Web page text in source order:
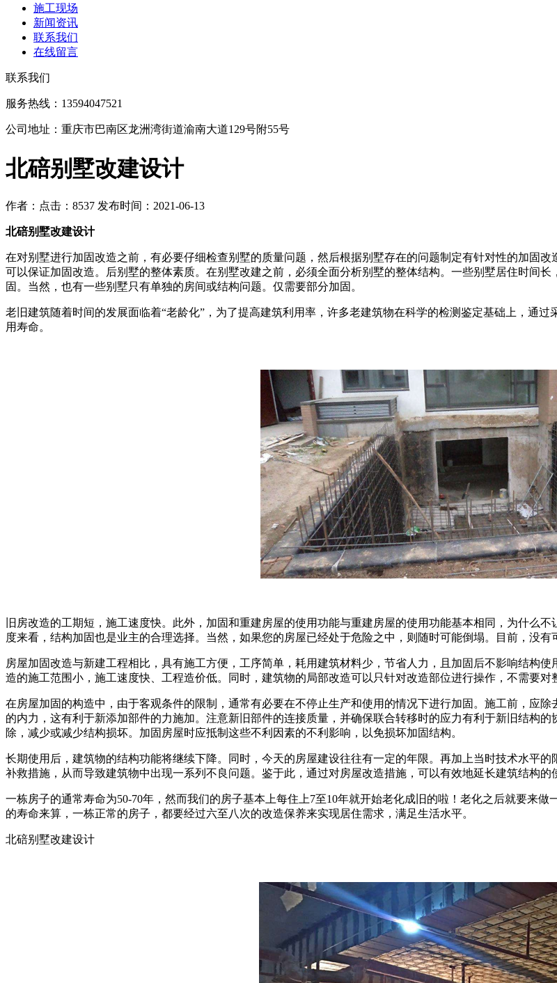
北碚别墅改建设计
作者： 点击：8537 发布时间：2021-06-13
北碚别墅改建设计
在对别墅进行加固改造之前，有必要仔细检查别墅的质量问题，然后根据别墅存在的问题制定有针对性的加固
可以保证加固改造。后别墅的整体素质。在别墅改建之前，必须全面分析别墅的整体结构。一些别墅居住时间
固。当然，也有一些别墅只有单独的房间或结构问题。仅需要部分加固。
老旧建筑随着时间的发展面临着“老龄化”，为了提高建筑利用率，许多老建筑物在科学的检测鉴定基础上，通
用寿命。
旧房改造的工期短，施工速度快。此外，加固和重建房屋的使用功能与重建房屋的使用功能基本相同，为什么
度来看，结构加固也是业主的合理选择。当然，如果您的房屋已经处于危险之中，则随时可能倒塌。目前，没
房屋加固改造与新建工程相比，具有施工方便，工序简单，耗用建筑材料少，节省人力，且加固后不影响结构
造的施工范围小，施工速度快、工程造价低。同时，建筑物的局部改造可以只针对改造部位进行操作，不需要
在房屋加固的构造中，由于客观条件的限制，通常有必要在不停止生产和使用的情况下进行加固。施工前，应
的内力，这有利于新添加部件的力施加。注意新旧部件的连接质量，并确保联合转移时的应力有利于新旧结构
除，减少或减少结构损坏。加固房屋时应抵制这些不利因素的不利影响，以免损坏加固结构。
长期使用后，建筑物的结构功能将继续下降。同时，今天的房屋建设往往有一定的年限。再加上当时技术水平
补救措施，从而导致建筑物中出现一系列不良问题。鉴于此，通过对房屋改造措施，可以有效地延长建筑结构的
一栋房子的通常寿命为50-70年，然而我们的房子基本上每住上7至10年就开始老化成旧的啦！老化之后就要来
的寿命来算，一栋正常的房子，都要经过六至八次的改造保养来实现居住需求，满足生活水平。
北碚别墅改建设计
施工现场
新闻资讯
联系我们
在线留言
联系我们
服务热线：13594047521
公司地址：重庆市巴南区龙洲湾街道渝南大道129号附55号